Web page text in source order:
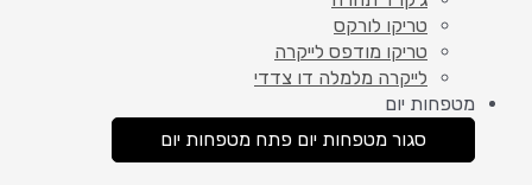
טריקו לורקס
טריקו מודפס לייקרה
לייקרה מלמלה דו צדדי
מטפחות יום
סגור מטפחות יום פתח מטפחות יום